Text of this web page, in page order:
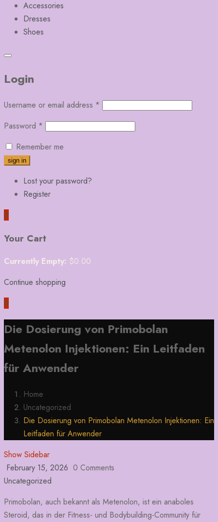
Accessories
Dresses
Shoes
Login
Username or email address *
Password *
Remember me
Lost your password?
Register
0
Your Cart
Currently Empty: $0.00
Continue shopping
0
Die Dosierung von Primobolan
Metenolon Injektionen: Ein Leitfaden
für Anwender
Home
Uncategorized
Die Dosierung von Primobolan Metenolon Injektionen: Ein
Leitfaden für Anwender
Show Sidebar
February 15, 2026 0 Comments
Uncategorized
Primobolan, auch bekannt als Metenolon, ist ein anaboles
Steroid, das in der Fitness- und Bodybuilding-Community für